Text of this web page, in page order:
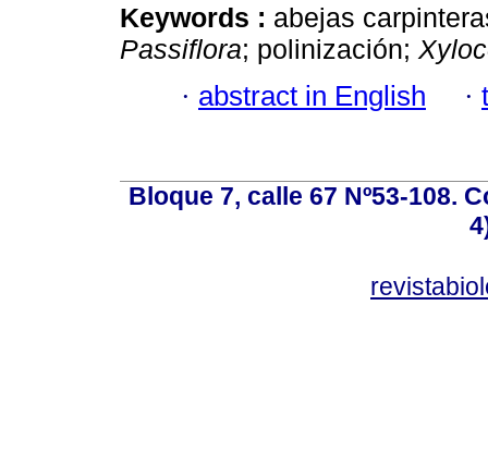
Keywords : abejas
Passiflora; polinización;
· abstract in English ·
Bloque 7, calle 67 Nº53-108.